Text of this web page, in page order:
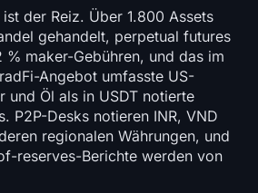
der Reiz. Über 1.800 Assets
gehandelt, perpetual futures
maker-Gebühren, und das im
Angebot umfasste US-
und Öl als in USDT notierte
P2P-Desks notieren INR, VND
regionalen Währungen, und
reserves-Berichte werden von